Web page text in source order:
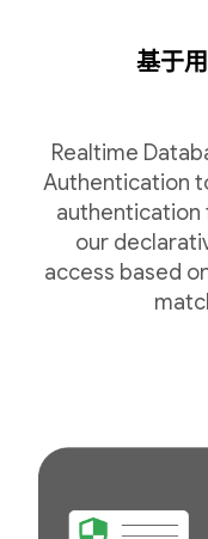
基于
Realtime
Authentication
authentication
our
access based